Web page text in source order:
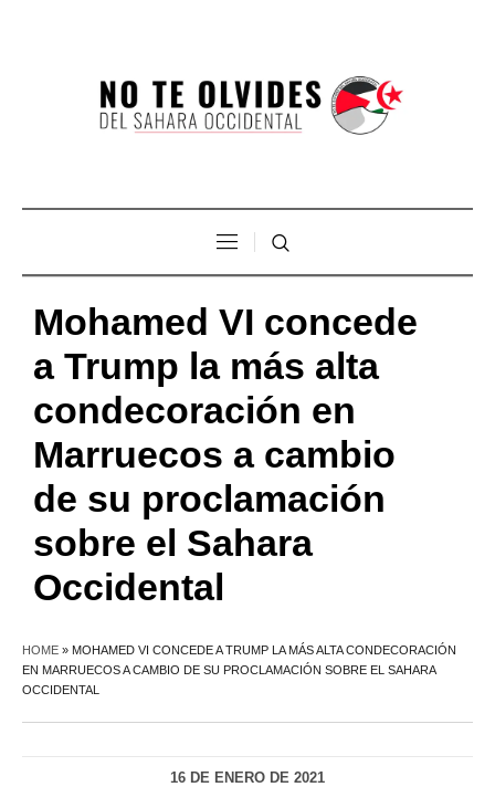
Mohamed VI concede
a Trump la más alta
condecoración en
Marruecos a cambio
de su proclamación
sobre el Sahara
Occidental
HOME » MOHAMED VI CONCEDE A TRUMP LA MÁS ALTA CONDECORACIÓN
EN MARRUECOS A CAMBIO DE SU PROCLAMACIÓN SOBRE EL SAHARA
OCCIDENTAL
16 DE ENERO DE 2021